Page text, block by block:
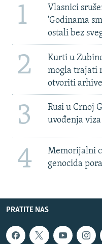
1
Vlasnici
'Godinama
ostali bez
2
Kurti u
mogla trajati
otvoriti arhive
3
Rusi u Crnoj
uvođenja viza
4
Memorijalni
genocida
PRATITE NAS